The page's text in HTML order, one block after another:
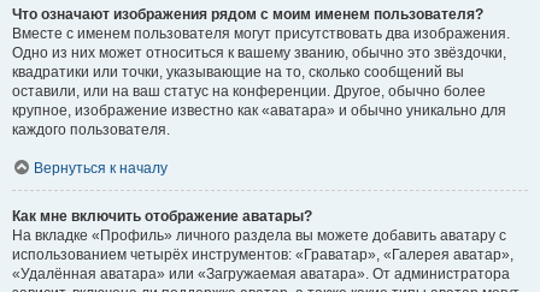
Что означают изображения рядом с моим именем пользователя?
Вместе с именем пользователя могут присутствовать два изображения.
Одно из них может относиться к вашему званию, обычно это звёздочки,
квадратики или точки, указывающие на то, сколько сообщений вы
оставили, или на ваш статус на конференции. Другое, обычно более
крупное, изображение известно как «аватара» и обычно уникально для
каждого пользователя.
Вернуться к началу
Как мне включить отображение аватары?
На вкладке «Профиль» личного раздела вы можете добавить аватару с
использованием четырёх инструментов: «Граватар», «Галерея аватар»,
«Удалённая аватара» или «Загружаемая аватара». От администратора